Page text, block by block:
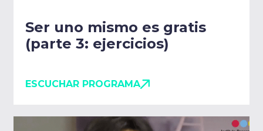
Ser uno mismo es gratis
(parte 3: ejercicios)
ESCUCHAR PROGRAMA